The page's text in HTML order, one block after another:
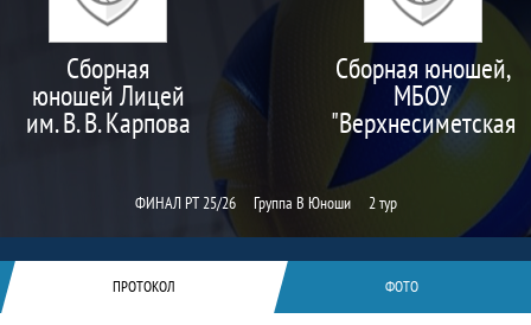
Сборная
юношей Лицей
им. В. В. Карпова
Сборная юношей,
МБОУ
"Верхнесиметская
СОШ"
ФИНАЛ РТ 25/26 Группа В Юноши 2 тур
ПРОТОКОЛ ФОТО